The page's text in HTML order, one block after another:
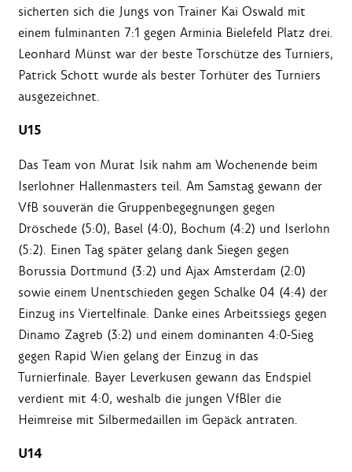
sicherten sich die Jungs von Trainer Kai Oswald mit
einem fulminanten 7:1 gegen Arminia Bielefeld Platz drei.
Leonhard Münst war der beste Torschütze des Turniers,
Patrick Schott wurde als bester Torhüter des Turniers
ausgezeichnet.
U15
Das Team von Murat Isik nahm am Wochenende beim
Iserlohner Hallenmasters teil. Am Samstag gewann der
VfB souverän die Gruppenbegegnungen gegen
Dröschede (5:0), Basel (4:0), Bochum (4:2) und Iserlohn
(5:2). Einen Tag später gelang dank Siegen gegen
Borussia Dortmund (3:2) und Ajax Amsterdam (2:0)
sowie einem Unentschieden gegen Schalke 04 (4:4) der
Einzug ins Viertelfinale. Danke eines Arbeitssiegs gegen
Dinamo Zagreb (3:2) und einem dominanten 4:0-Sieg
gegen Rapid Wien gelang der Einzug in das
Turnierfinale. Bayer Leverkusen gewann das Endspiel
verdient mit 4:0, weshalb die jungen VfBler die
Heimreise mit Silbermedaillen im Gepäck antraten.
U14